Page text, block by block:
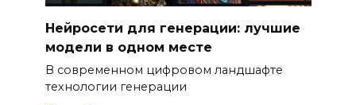
Нейросети для генерации: лучшие
модели в одном месте
В современном цифровом ландшафте
технологии генерации